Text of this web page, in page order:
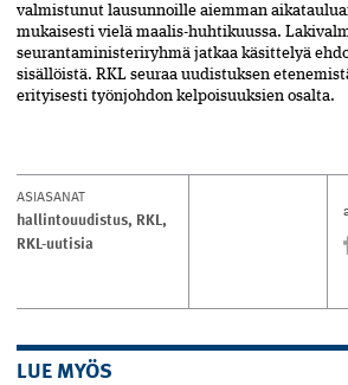
valmistunut lausunnoille aiemman
mukaisesti vielä maalis-huhtikuussa.
seuranta­ministeriryhmä jatkaa käsittelyä
sisällöistä.­ RKL seuraa ­uudistuksen
erityisesti työnjohdon ­kelpoisuuksien osalta.
ASIASANAT
hallintouudistus, RKL,
RKL-uutisia
LUE MYÖS